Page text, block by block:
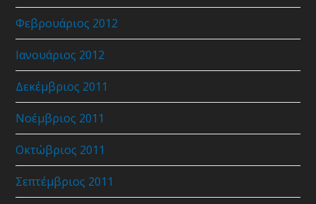
Φεβρουάριος 2012
Ιανουάριος 2012
Δεκέμβριος 2011
Νοέμβριος 2011
Οκτώβριος 2011
Σεπτέμβριος 2011